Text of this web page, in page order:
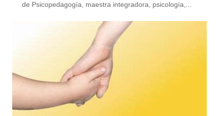
de Psicopedagogía, maestra integradora, psicología,...